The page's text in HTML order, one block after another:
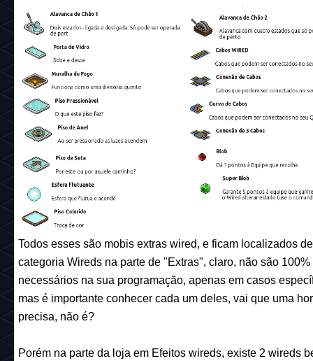
Todos esses são mobis extras wired, e ficam localizados
categoria Wireds na parte de "Extras", claro, não são 100%
necessários na sua programação, apenas em casos
mas é importante conhecer cada um deles, vai que uma
precisa, não é?
Porém na parte da loja em Efeitos wireds, existe 2 wireds